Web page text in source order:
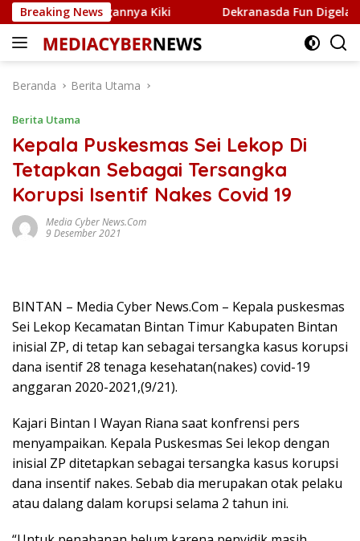
Langsung
ke
konten
Breaking News
Jaringannya Kiki Dekranasda Fun Digelar di
Beranda Berita Utama
Berita Utama
Kepala Puskesmas Sei Lekop Di
Tetapkan Sebagai Tersangka
Korupsi Isentif Nakes Covid 19
Media Cyber News.Com
9 Desember 2021
BINTAN – Media Cyber News.Com – Kepala puskesmas
Sei Lekop Kecamatan Bintan Timur Kabupaten Bintan
inisial ZP, di tetap kan sebagai tersangka kasus korupsi
dana isentif 28 tenaga kesehatan(nakes) covid-19
anggaran 2020-2021,(9/21).
Kajari Bintan I Wayan Riana saat konfrensi pers
menyampaikan. Kepala Puskesmas Sei lekop dengan
inisial ZP ditetapkan sebagai tersangka kasus korupsi
dana insentif nakes. Sebab dia merupakan otak pelaku
atau dalang dalam korupsi selama 2 tahun ini.